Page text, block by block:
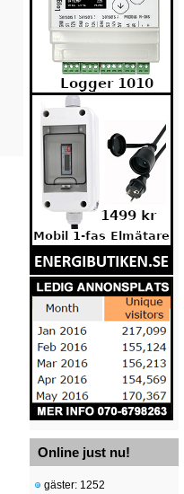
Online just nu!
gäster: 1252